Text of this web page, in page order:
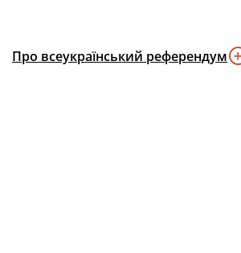
Про всеукраїнський референдум